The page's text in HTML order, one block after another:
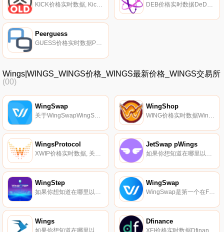
KICK价格实时数据, Kick Ecosystem将自己描述为一套金融科技工具,为来自世界各地的每一位用户提供“一站式服务”。这些工具旨在满足所有财务需求。KickToken作为一种中心货币,驻留在以太坊平台上. DEB价格实时数据DeDEBtum（DEB）是一种加密货币,在以太坊平台上运行。DeDEBtum目前的供应量为40000万份,流通量为199645716.217946份。DeDEBtum的最后已知价格为0.00052863美元,在过去24小时内上涨了0.00.
Peerguess
GUESS价格实时数据Peerguess（GUESS）是一种加密货币,在以太坊平台上运行。Peerguess目前的供应量为200000000,流通量为60537668。最近已知的Peerguess价格为0.00010377美元,在过去24小时内上涨了2.41美元.
Wings|WINGS_WINGS价格_WINGS最新价格_WINGS交易所
(00)
WingSwap
关于WingSwapWingSwap是第一个在Fantom区块链网络上同时提供AMM和集成NFT Farming的DeFi平台。我们为DeFi行业提供自动化、快速和全方位的解决方案.
WingShop
WingsProtocol
XWIP价格实时数据, 关于WingsProtocolWings Protocol是一种通过直接在平台上下注的创收机制。该代币适用于日常交易,允许会员参与LaunchPAD计划,并将用于直接在我们的平台上买卖NFT.
JetSwap pWings
如果你想知道在哪里以当前价格购买JetSwap pWings,目前交易{JetSwap pWings]股票的顶级加密货币交易所是Jetswap（Polygon）。您可以在我们的加密货币交易所页面上找到其他列表.
WingStep
如果你想知道在哪里以当前价格购买WingStep,目前交易{WingStep]股票的顶级加密货币交易所是PancakeSwap（V2）。您可以在我们的加密货币交易所页面上找到其他列表.
WingSwap
WingSwap是第一个在Fantom区块链网络上同时提供AMM和集成NFT Farming的DeFi平台。我们为DeFi行业提供自动化、快速和全方位的解决方案.
Wings Dfinance